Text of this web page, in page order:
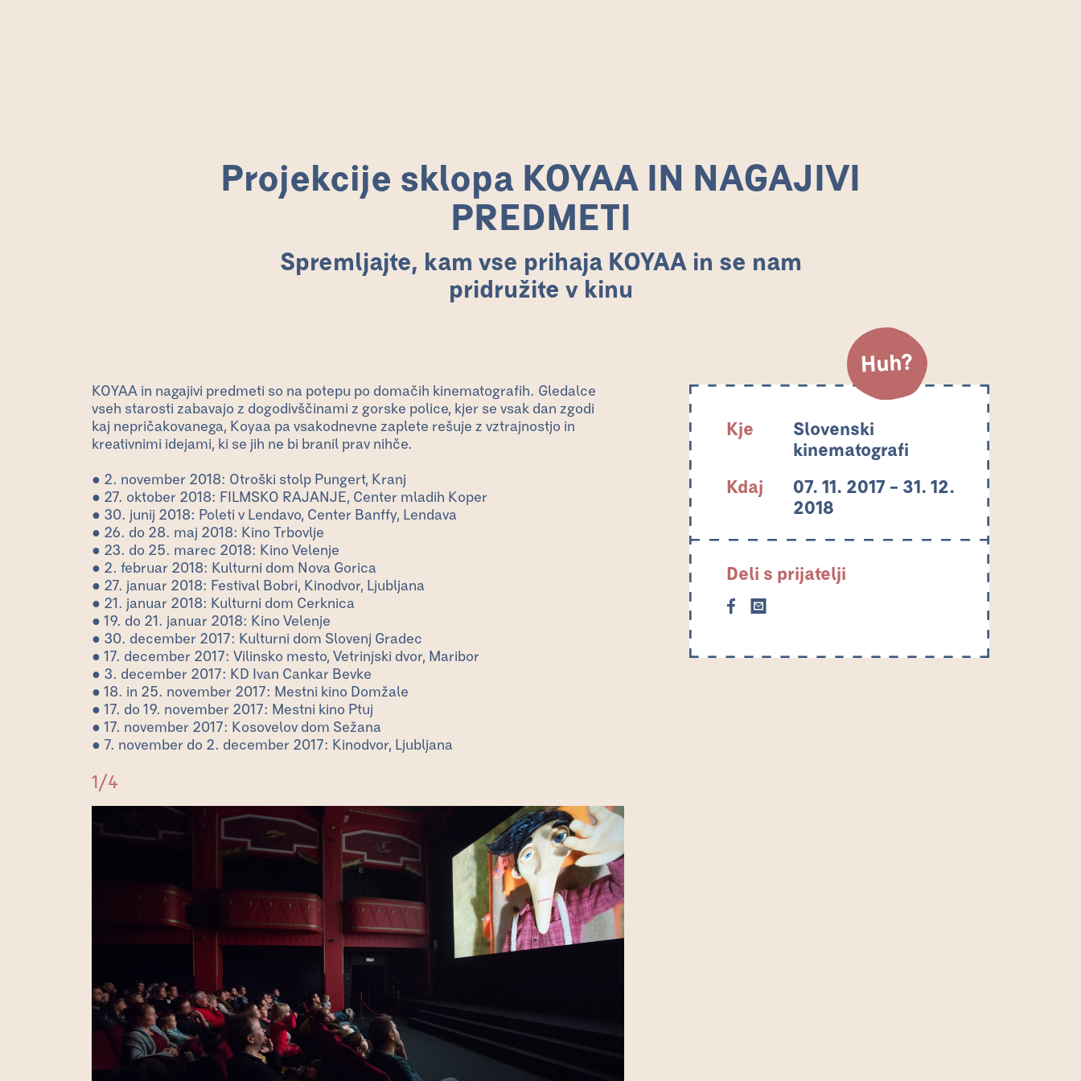
Projekcije sklopa KOYAA IN NAGAJIVI
PREDMETI
Spremljajte, kam vse prihaja KOYAA in se nam
pridružite v kinu
KOYAA in nagajivi predmeti so na potepu po domačih kinematografih. Gledalce
vseh starosti zabavajo z dogodivščinami z gorske police, kjer se vsak dan zgodi
kaj nepričakovanega, Koyaa pa vsakodnevne zaplete rešuje z vztrajnostjo in
kreativnimi idejami, ki se jih ne bi branil prav nihče.
● 2. november 2018: Otroški stolp Pungert, Kranj
● 27. oktober 2018: FILMSKO RAJANJE, Center mladih Koper
● 30. junij 2018: Poleti v Lendavo, Center Banffy, Lendava
● 26. do 28. maj 2018: Kino Trbovlje
● 23. do 25. marec 2018: Kino Velenje
● 2. februar 2018: Kulturni dom Nova Gorica
● 27. januar 2018: Festival Bobri, Kinodvor, Ljubljana
● 21. januar 2018: Kulturni dom Cerknica
● 19. do 21. januar 2018: Kino Velenje
● 30. december 2017: Kulturni dom Slovenj Gradec
● 17. december 2017: Vilinsko mesto, Vetrinjski dvor, Maribor
● 3. december 2017: KD Ivan Cankar Bevke
● 18. in 25. november 2017: Mestni kino Domžale
● 17. do 19. november 2017: Mestni kino Ptuj
● 17. november 2017: Kosovelov dom Sežana
● 7. november do 2. december 2017: Kinodvor, Ljubljana
1 /4
Kje
Slovenski
kinematografi
Kdaj
07. 11. 2017 – 31. 12.
2018
Deli s prijatelji